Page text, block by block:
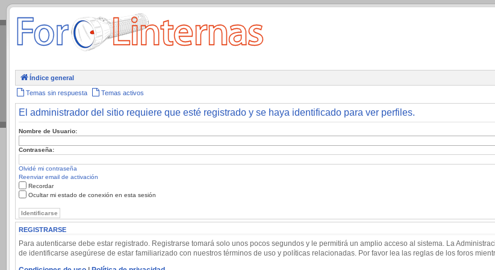
.
Índice general
Temas sin respuesta Temas activos
El administrador del sitio requiere que esté registrado y se haya identificado para ver perfiles.
Nombre de Usuario:
Contraseña:
Olvidé mi contraseña
Reenviar email de activación
Recordar
Ocultar mi estado de conexión en esta sesión
REGISTRARSE
Para autenticarse debe estar registrado. Registrarse tomará solo unos pocos segundos y le permitirá un amplio acceso al sistema. La
de identificarse asegúrese de estar familiarizado con nuestros términos de uso y políticas relacionadas. Por favor lea las reglas de los foros